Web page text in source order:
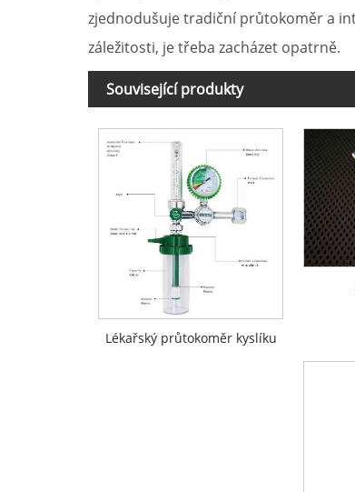
zjednodušuje tradiční průtokoměr a
záležitosti, je třeba zacházet opatrně.
Související produkty
Lékařský průtokoměr kyslíku